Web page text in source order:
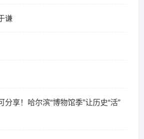
谦
享！哈尔滨“博物馆季”让历史“活”